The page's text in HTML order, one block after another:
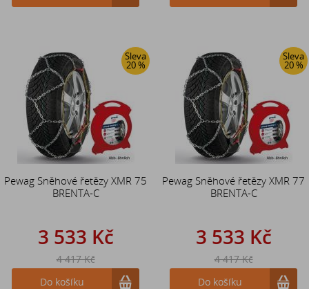
Sleva
20 %
Pewag Sněhové řetězy XMR 75
BRENTA-C
3 533 Kč
4 417 Kč
Do košíku
Sleva
20 %
Pewag Sněhové řetězy XMR 77
BRENTA-C
3 533 Kč
4 417 Kč
Do košíku